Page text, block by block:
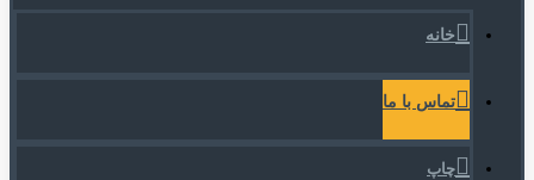
خانه
تماس با ما
چاپ